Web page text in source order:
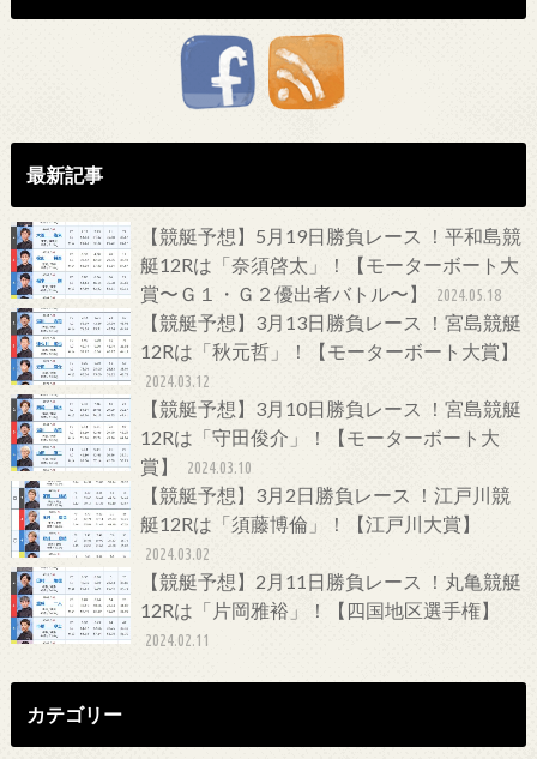
最新記事
【競艇予想】5月19日勝負レース ！平和島競
艇12Rは「奈須啓太」！【モーターボート大
賞〜Ｇ１・Ｇ２優出者バトル〜】
2024.05.18
【競艇予想】3月13日勝負レース ！宮島競艇
12Rは「秋元哲」！【モーターボート大賞】
2024.03.12
【競艇予想】3月10日勝負レース ！宮島競艇
12Rは「守田俊介」！【モーターボート大
賞】
2024.03.10
【競艇予想】3月2日勝負レース ！江戸川競
艇12Rは「須藤博倫」！【江戸川大賞】
2024.03.02
【競艇予想】2月11日勝負レース ！丸亀競艇
12Rは「片岡雅裕」！【四国地区選手権】
2024.02.11
カテゴリー